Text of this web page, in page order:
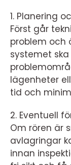
1. Planering
Först går
problem och
systemet
lägenheter
tid och
2. Eventuell
Om rören är
avlagringar
innan